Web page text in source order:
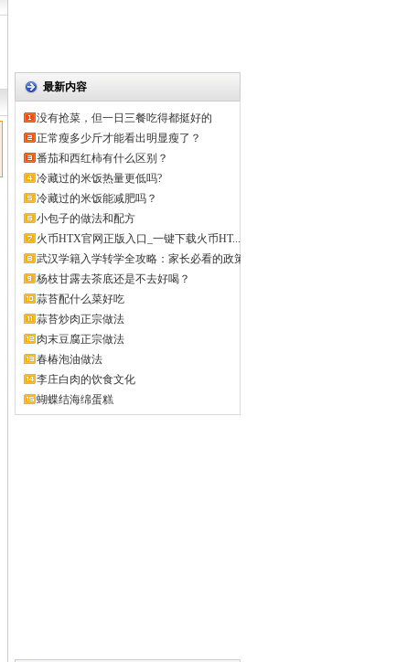
最新内容
没有抢菜，但一日三餐吃得都挺好的
正常瘦多少斤才能看出明显瘦了？
番茄和西红柿有什么区别？
冷藏过的米饭热量更低吗?
冷藏过的米饭能减肥吗？
小包子的做法和配方
火币HTX官网正版入口_一键下载火币HT...
武汉学籍入学转学全攻略：家长必看的政策
解...
杨枝甘露去茶底还是不去好喝？
蒜苔配什么菜好吃
蒜苔炒肉正宗做法
肉末豆腐正宗做法
春椿泡油做法
李庄白肉的饮食文化
蝴蝶结海绵蛋糕